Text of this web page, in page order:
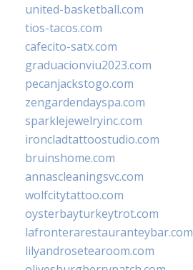
united-basketball.com
tios-tacos.com
cafecito-satx.com
graduacionviu2023.com
pecanjackstogo.com
zengardendayspa.com
sparklejewelryinc.com
ironcladtattoostudio.com
bruinshome.com
annascleaningsvc.com
wolfcitytattoo.com
oysterbayturkeytrot.com
lafronterarestauranteybar.com
lilyandrosetearoom.com